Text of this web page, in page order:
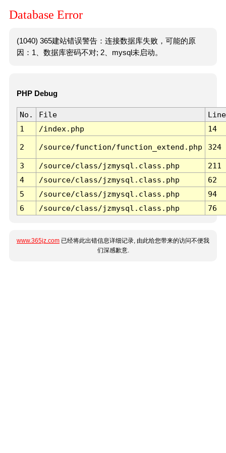
Database Error
(1040) 365建站错误警告：连接数据库失败，可能的原
因：1、数据库密码不对; 2、mysql未启动。
PHP Debug
No. File
Line
1
/index.php 14
2 /source/function/function_extend.php 324
3 /source/class/jzmysql.class.php
211
4
/source/class/jzmysql.class.php
62
5
/source/class/jzmysql.class.php
94
6
/source/class/jzmysql.class.php 76
www.365jz.com 已经将此出错信息详细记录, 由此给您带来的访问不便我
们深感歉意.